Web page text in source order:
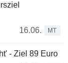
16.06.
MT
- Ziel 89 Euro